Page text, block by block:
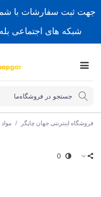
جهت ثبت سفارشات با
شبکه های اجتماعی بله،
فروشگاه اینترنتی جهان چاپگر /
0